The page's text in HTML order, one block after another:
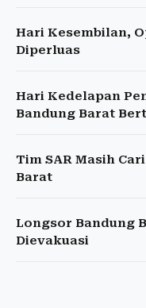
Hari Kesembilan,
Diperluas
Hari Kedelapan
Bandung Barat
Tim SAR Masih
Barat
Longsor Bandung
Dievakuasi